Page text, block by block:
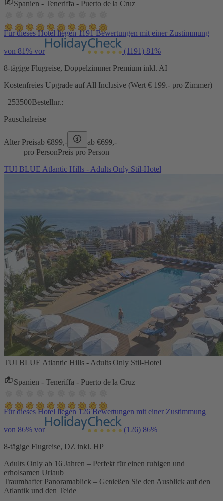
Spanien - Teneriffa - Puerto de la Cruz
Für dieses Hotel liegen 1191 Bewertungen mit einer Zustimmung
von 81% vor (1191) 81%
8-tägige Flugreise, Doppelzimmer Premium inkl. AI
Kostenfreies Upgrade auf All Inclusive (Wert € 199.- pro Zimmer)
253500Bestellnr.:
Pauschalreise
Alter Preisab €899,- ab €699,-
pro PersonPreis pro Person
TUI BLUE Atlantic Hills - Adults Only Stil-Hotel
TUI BLUE Atlantic Hills - Adults Only Stil-Hotel
Spanien - Teneriffa - Puerto de la Cruz
Für dieses Hotel liegen 126 Bewertungen mit einer Zustimmung
von 86% vor (126) 86%
8-tägige Flugreise, DZ inkl. HP
Adults Only ab 16 Jahren – Perfekt für einen ruhigen und
erholsamen Urlaub
Traumhafter Panoramablick – Genießen Sie den Ausblick auf den
Atlantik und den Teide